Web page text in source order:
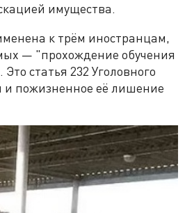
имущества.
к трём иностранцам,
— "прохождение обучения
статья 232 Уголовного
и пожизненное её лишение